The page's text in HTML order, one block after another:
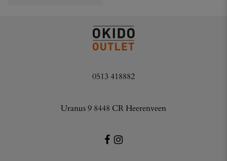
0513 418882
Uranus 9 8448 CR Heerenveen